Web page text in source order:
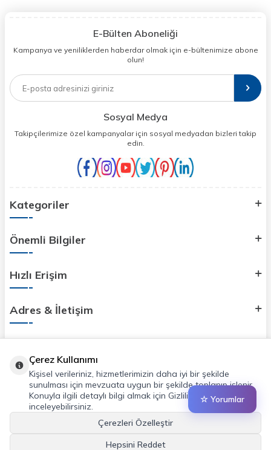
☆ Yorumlar
E-Bülten Aboneliği
Kampanya ve yeniliklerden haberdar olmak için e-bültenimize abone
olun!
Sosyal Medya
Takipçilerimize özel kampanyalar için sosyal medyadan bizleri takip
edin.
Kategoriler
Önemli Bilgiler
Hızlı Erişim
Adres & İletişim
Çerez Kullanımı
Kişisel verileriniz, hizmetlerimizin daha iyi bir şekilde
sunulması için mevzuata uygun bir şekilde toplanıp işlenir.
Konuyla ilgili detaylı bilgi almak için Gizlilik Politikamızı
inceleyebilirsiniz.
Çerezleri Özelleştir
Hepsini Reddet